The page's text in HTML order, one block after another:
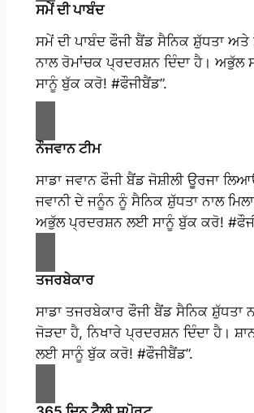
ਸਮੇਂ ਦੀ ਪਾਬੰਦ
ਸਮੇਂ ਦੀ ਪਾਬੰਦ ਫੌਜੀ ਬੈਂਡ ਸੈਨਿਕ ਸ਼ੁੱਧਤਾ
ਨਾਲ ਰੋਮਾਂਚਕ ਪ੍ਰਦਰਸ਼ਨ ਦਿੰਦਾ ਹੈ। ਅਭੁੱਲ
ਸਾਨੂੰ ਬੁੱਕ ਕਰੋ! #ਫੌਜੀਬੈਂਡ”.
ਨੌਜਵਾਨ ਟੀਮ
ਸਾਡਾ ਜਵਾਨ ਫੌਜੀ ਬੈਂਡ ਜੋਸ਼ੀਲੀ ਊਰਜਾ
ਜਵਾਨੀ ਦੇ ਜਨੂੰਨ ਨੂੰ ਸੈਨਿਕ ਸ਼ੁੱਧਤਾ ਨਾਲ
ਅਭੁੱਲ ਪ੍ਰਦਰਸ਼ਨ ਲਈ ਸਾਨੂੰ ਬੁੱਕ ਕਰੋ!
ਤਜਰਬੇਕਾਰ
ਸਾਡਾ ਤਜਰਬੇਕਾਰ ਫੌਜੀ ਬੈਂਡ ਸੈਨਿਕ ਸ਼ੁੱਧਤਾ
ਜੋੜਦਾ ਹੈ, ਨਿਖਾਰੇ ਪ੍ਰਦਰਸ਼ਨ ਦਿੰਦਾ ਹੈ।
ਲਈ ਸਾਨੂੰ ਬੁੱਕ ਕਰੋ! #ਫੌਜੀਬੈਂਡ”.